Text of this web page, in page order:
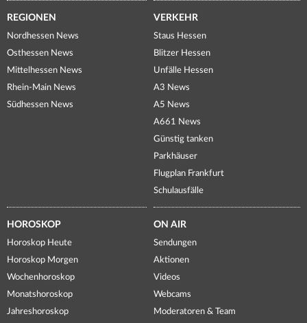
REGIONEN
Nordhessen News
Osthessen News
Mittelhessen News
Rhein-Main News
Südhessen News
VERKEHR
Staus Hessen
Blitzer Hessen
Unfälle Hessen
A3 News
A5 News
A661 News
Günstig tanken
Parkhäuser
Flugplan Frankfurt
Schulausfälle
HOROSKOP
Horoskop Heute
Horoskop Morgen
Wochenhoroskop
Monatshoroskop
Jahreshoroskop
ON AIR
Sendungen
Aktionen
Videos
Webcams
Moderatoren & Team